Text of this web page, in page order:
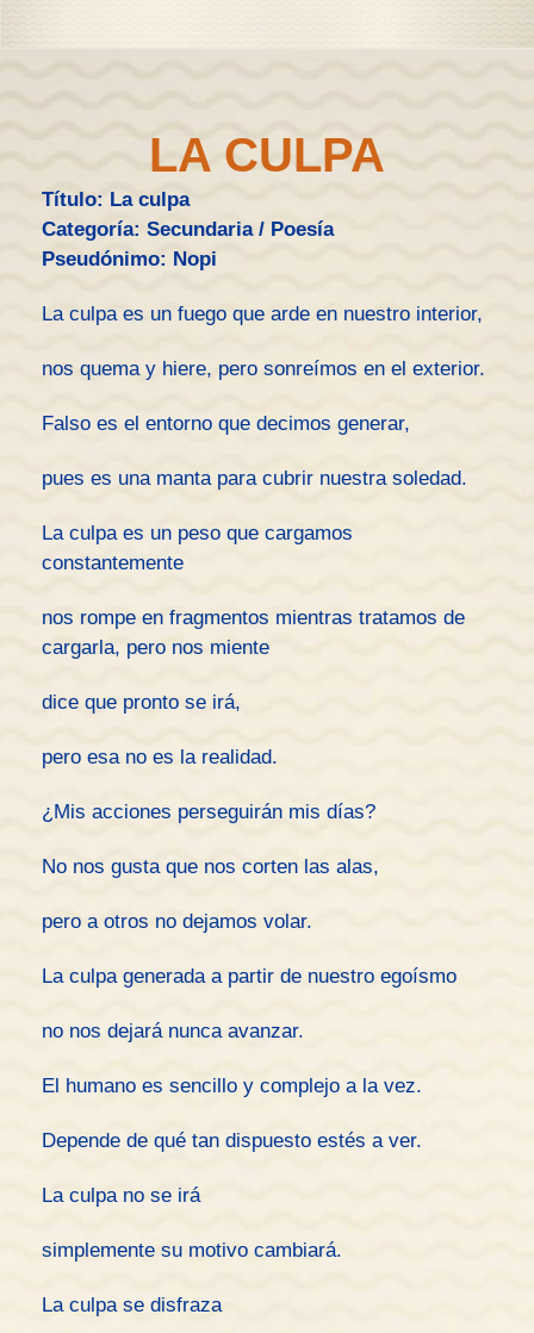
LA CULPA
Título: La culpa
Categoría: Secundaria / Poesía
Pseudónimo: Nopi
La culpa es un fuego que arde en nuestro interior,
nos quema y hiere, pero sonreímos en el exterior.
Falso es el entorno que decimos generar,
pues es una manta para cubrir nuestra soledad.
La culpa es un peso que cargamos
constantemente
nos rompe en fragmentos mientras tratamos de
cargarla, pero nos miente
dice que pronto se irá,
pero esa no es la realidad.
¿Mis acciones perseguirán mis días?
No nos gusta que nos corten las alas,
pero a otros no dejamos volar.
La culpa generada a partir de nuestro egoísmo
no nos dejará nunca avanzar.
El humano es sencillo y complejo a la vez.
Depende de qué tan dispuesto estés a ver.
La culpa no se irá
simplemente su motivo cambiará.
La culpa se disfraza